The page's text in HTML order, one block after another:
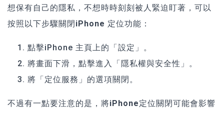
想保有自己的隱私，不想時時刻刻被人緊迫盯著，可以
按照以下步驟關閉iPhone 定位功能 ：
點擊iPhone 主頁上的「設定」。
將畫面下滑，點擊進入「隱私權與安全性」。
將「定位服務」的選項關閉。
不過有一點要注意的是， 將iPhone定位關閉可能會影響